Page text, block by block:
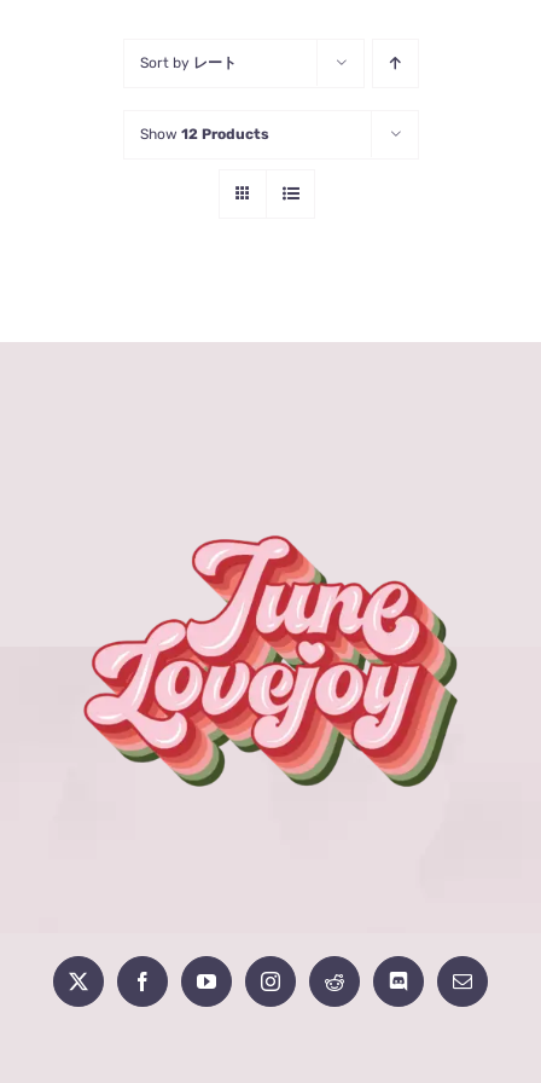
Sort by レート
Show 12 Products